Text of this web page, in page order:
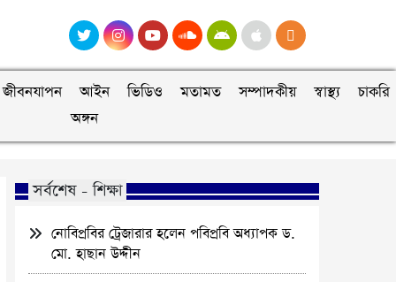
জীবনযাপন
আইন
অঙ্গন
ভিডিও মতামত সম্পাদকীয় স্বাস্থ্য চাকরি
সর্বশেষ - শিক্ষা
নোবিপ্রবির ট্রেজারার হলেন পবিপ্রবি অধ্যাপক ড.
মো. হাছান উদ্দীন